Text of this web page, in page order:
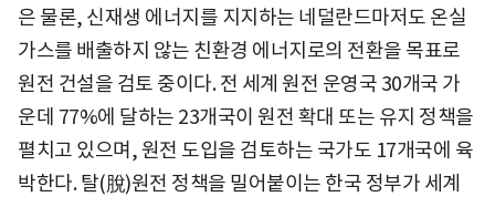
은 물론, 신재생 에너지를 지지하는 네덜란드마저도 온실
가스를 배출하지 않는 친환경 에너지로의 전환을 목표로
원전 건설을 검토 중이다. 전 세계 원전 운영국 30개국 가
운데 77%에 달하는 23개국이 원전 확대 또는 유지 정책을
펼치고 있으며, 원전 도입을 검토하는 국가도 17개국에 육
박한다. 탈(脫)원전 정책을 밀어붙이는 한국 정부가 세계